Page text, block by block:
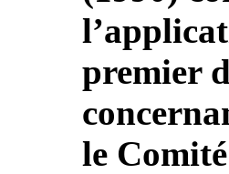
premier
le